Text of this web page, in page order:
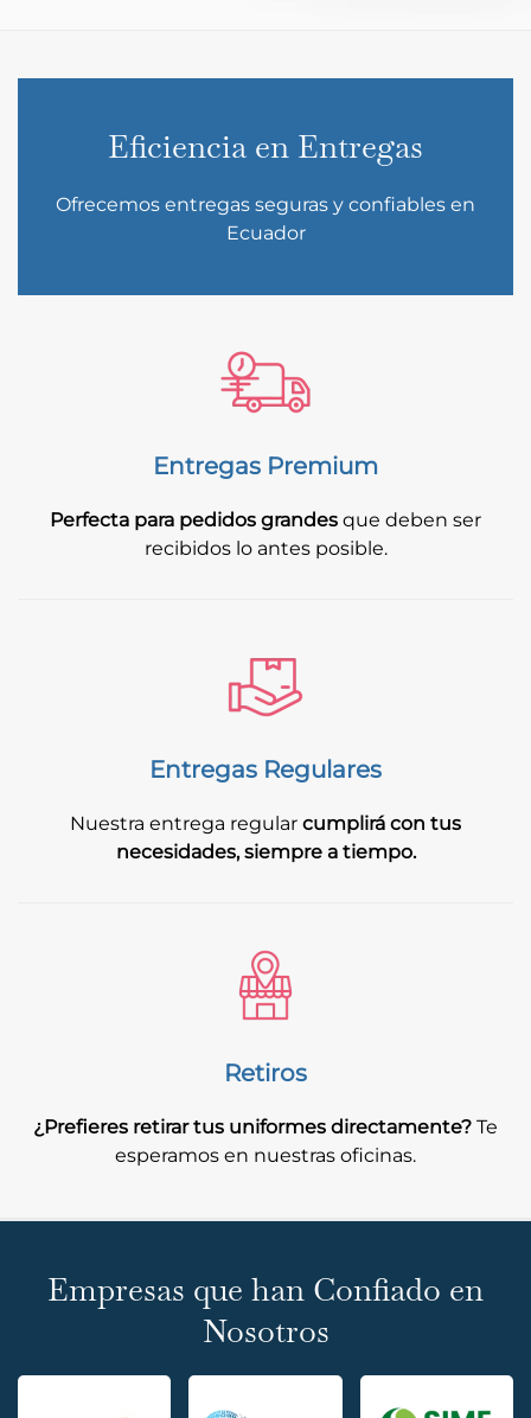
Eficiencia en Entregas
Ofrecemos entregas seguras y confiables en
Ecuador
Entregas Premium
Perfecta para pedidos grandes que deben ser
recibidos lo antes posible.
Entregas Regulares
Nuestra entrega regular cumplirá con tus
necesidades, siempre a tiempo.
Retiros
¿Prefieres retirar tus uniformes directamente? Te
esperamos en nuestras oficinas.
Empresas que han Confiado en
Nosotros